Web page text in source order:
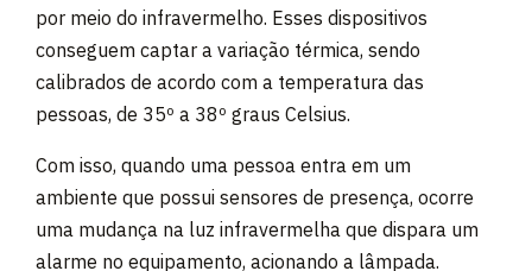
por meio do infravermelho. Esses dispositivos
conseguem captar a variação térmica, sendo
calibrados de acordo com a temperatura das
pessoas, de 35º a 38º graus Celsius.
Com isso, quando uma pessoa entra em um
ambiente que possui sensores de presença, ocorre
uma mudança na luz infravermelha que dispara um
alarme no equipamento, acionando a lâmpada.